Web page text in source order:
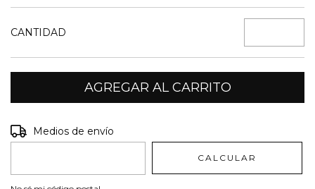
CANTIDAD
Entregas para el CP:
Medios de envío
CALCULAR